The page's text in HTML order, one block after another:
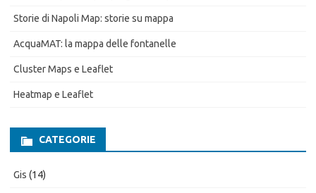
Storie di Napoli Map: storie su mappa
AcquaMAT: la mappa delle fontanelle
Cluster Maps e Leaflet
Heatmap e Leaflet
CATEGORIE
Gis (14)